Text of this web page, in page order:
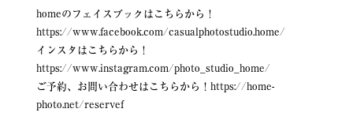
homeのフェイスブックはこちらから！
https://www.facebook.com/casualphotostudio.home/
インスタはこちらから！
https://www.instagram.com/photo_studio_home/
ご予約、お問い合わせはこちらから！https://home-
photo.net/reservef